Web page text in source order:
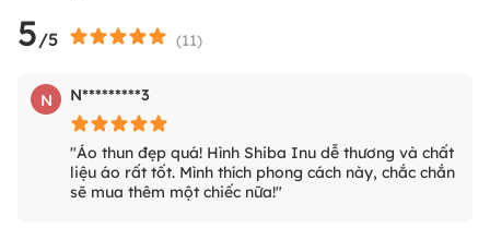
5/5 (11)
N N*********3
"Áo thun đẹp quá! Hình Shiba Inu dễ thương và chất
liệu áo rất tốt. Mình thích phong cách này, chắc chắn
sẽ mua thêm một chiếc nữa!"